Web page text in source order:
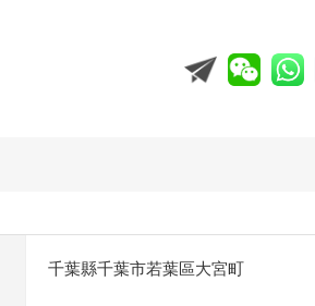
千葉縣千葉市若葉區大宮町